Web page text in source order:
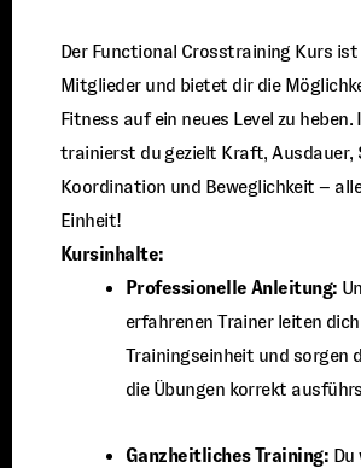
Der Functional Crosstraining Kurs
Mitglieder und bietet dir die
Fitness auf ein neues Level zu heben.
trainierst du gezielt Kraft, Ausdauer,
Koordination und Beweglichkeit –
Einheit!
Kursinhalte:
Professionelle Anleitung:
erfahrenen Trainer leiten
Trainingseinheit und sorgen
die Übungen korrekt
Ganzheitliches Training: Du